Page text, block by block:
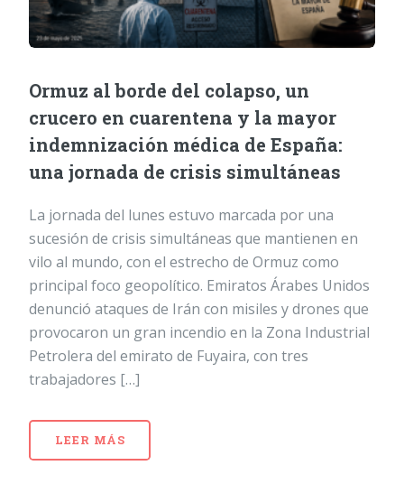
Ormuz al borde del colapso, un
crucero en cuarentena y la mayor
indemnización médica de España:
una jornada de crisis simultáneas
La jornada del lunes estuvo marcada por una
sucesión de crisis simultáneas que mantienen en
vilo al mundo, con el estrecho de Ormuz como
principal foco geopolítico. Emiratos Árabes Unidos
denunció ataques de Irán con misiles y drones que
provocaron un gran incendio en la Zona Industrial
Petrolera del emirato de Fuyaira, con tres
trabajadores […]
LEER MÁS